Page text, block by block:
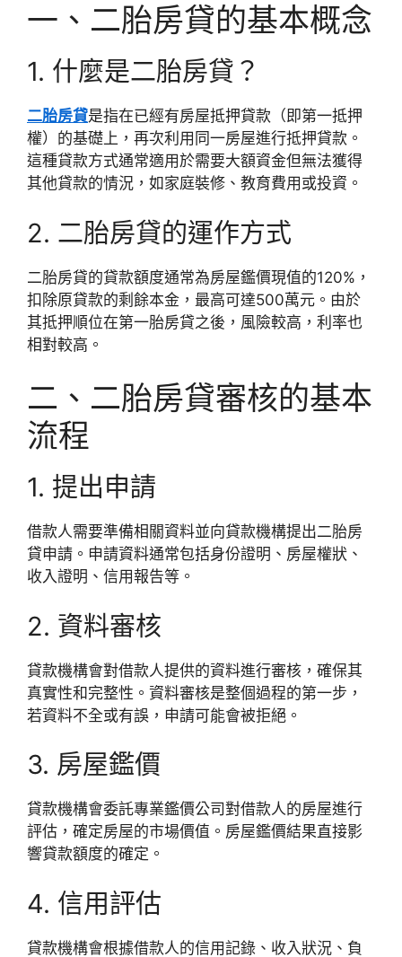
一、二胎房貸的基本概念
1. 什麼是二胎房貸？
二胎房貸是指在已經有房屋抵押貸款（即第一抵押
權）的基礎上，再次利用同一房屋進行抵押貸款。
這種貸款方式通常適用於需要大額資金但無法獲得
其他貸款的情況，如家庭裝修、教育費用或投資。
2. 二胎房貸的運作方式
二胎房貸的貸款額度通常為房屋鑑價現值的120%，
扣除原貸款的剩餘本金，最高可達500萬元。由於
其抵押順位在第一胎房貸之後，風險較高，利率也
相對較高。
二、二胎房貸審核的基本
流程
1. 提出申請
借款人需要準備相關資料並向貸款機構提出二胎房
貸申請。申請資料通常包括身份證明、房屋權狀、
收入證明、信用報告等。
2. 資料審核
貸款機構會對借款人提供的資料進行審核，確保其
真實性和完整性。資料審核是整個過程的第一步，
若資料不全或有誤，申請可能會被拒絕。
3. 房屋鑑價
貸款機構會委託專業鑑價公司對借款人的房屋進行
評估，確定房屋的市場價值。房屋鑑價結果直接影
響貸款額度的確定。
4. 信用評估
貸款機構會根據借款人的信用記錄、收入狀況、負